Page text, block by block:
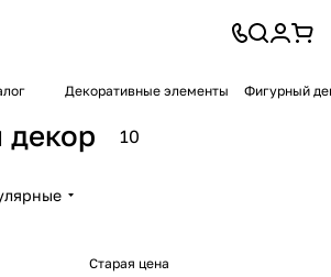
Декоративные элементы Фигурный
10
Старая цена